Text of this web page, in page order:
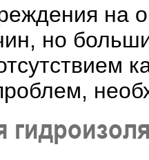
на
но